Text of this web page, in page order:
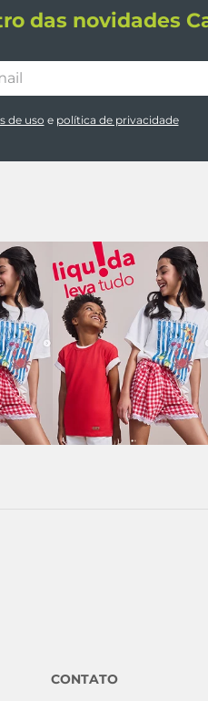
das novidades
de uso e política de privacidade
CONTATO